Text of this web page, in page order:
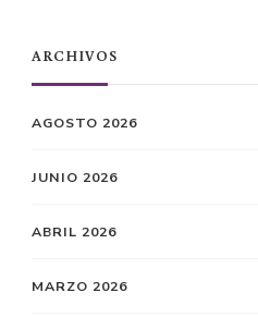
ARCHIVOS
AGOSTO 2026
JUNIO 2026
ABRIL 2026
MARZO 2026